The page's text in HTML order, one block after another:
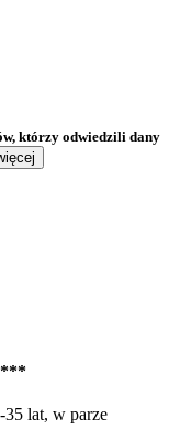
którzy odwiedzili dany
35 lat, w parze